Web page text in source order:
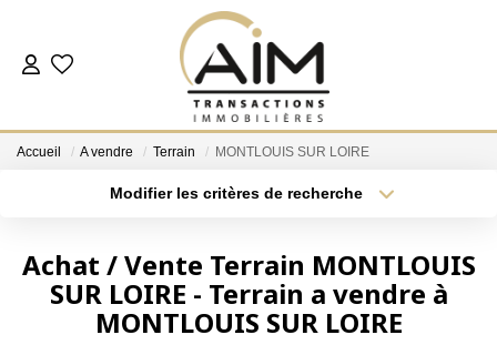
ACHETER
Les Agences
Notre Équipe
Accueil A vendre Terrain MONTLOUIS SUR LOIRE
Modifier les critères de recherche
Surface min Budget max
Plus de critères Créer une alerte
Achat / Vente Terrain MONTLOUIS
SUR LOIRE - Terrain a vendre à
MONTLOUIS SUR LOIRE